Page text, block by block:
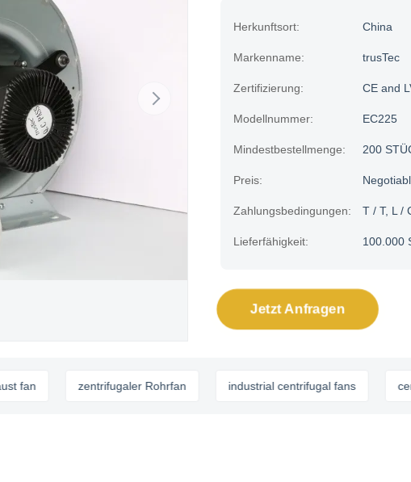
Herkunftsort: China
Markenname: trusTec
Zertifizierung: CE and
Modellnummer: EC225
Mindestbestellmenge: 200
Preis:
Zahlungsbedingungen: T / T, L /
Lieferfähigkeit: 100.000
Jetzt Anfragen
zentrifugaler Rohrfan industrial centrifugal fans